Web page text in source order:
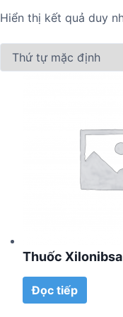
Hiển thị kết quả duy
Thuốc Xilonibsa
Đọc tiếp